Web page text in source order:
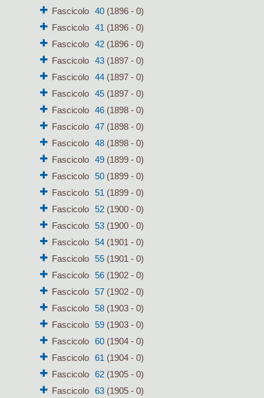
Fascicolo
40(1896 - 0)
Fascicolo
41 (1896 - 0)
Fascicolo
42(1896 - 0)
Fascicolo
43(1897 - 0)
Fascicolo
44(1897 - 0)
Fascicolo
45(1897 - 0)
Fascicolo
46(1898 - 0)
Fascicolo
47(1898 - 0)
Fascicolo
48(1898 - 0)
Fascicolo
49(1899 - 0)
Fascicolo
50(1899 - 0)
Fascicolo
51 (1899 - 0)
Fascicolo
52(1900 - 0)
Fascicolo
53(1900 - 0)
Fascicolo
54(1901 - 0)
Fascicolo
55(1901 - 0)
Fascicolo
56(1902 - 0)
Fascicolo
57(1902 - 0)
Fascicolo
58(1903 - 0)
Fascicolo
59(1903 - 0)
Fascicolo
60(1904 - 0)
Fascicolo
61 (1904 - 0)
Fascicolo
62(1905 - 0)
Fascicolo
63(1905 - 0)